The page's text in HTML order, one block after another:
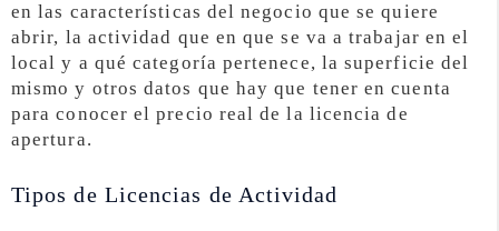
en las características del negocio que se quiere
abrir, la actividad que en que se va a trabajar en el
local y a qué categoría pertenece, la superficie del
mismo y otros datos que hay que tener en cuenta
para conocer el precio real de la licencia de
apertura.
Tipos de Licencias de Actividad